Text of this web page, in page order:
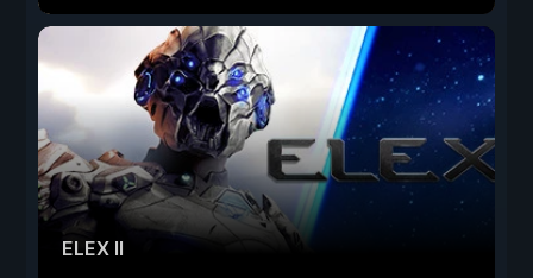
ELEX II